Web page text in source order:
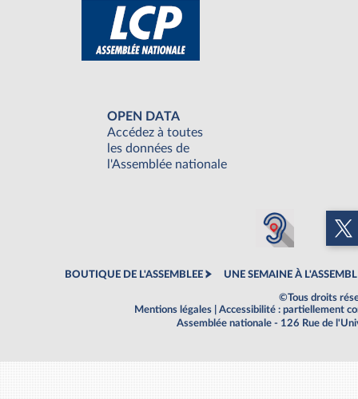
OPEN DATA
Accédez à toutes
les données de
l'Assemblée nationale
BOUTIQUE DE L'ASSEMBLEE UNE SEMAINE À
©Tous droits
Mentions légales
Accessibilité : partiellement
Assemblée nationale - 126 Rue de